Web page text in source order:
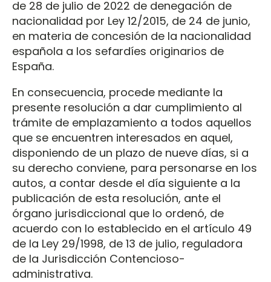
de 28 de julio de 2022 de denegación de
nacionalidad por Ley 12/2015, de 24 de junio,
en materia de concesión de la nacionalidad
española a los sefardíes originarios de
España.
En consecuencia, procede mediante la
presente resolución a dar cumplimiento al
trámite de emplazamiento a todos aquellos
que se encuentren interesados en aquel,
disponiendo de un plazo de nueve días, si a
su derecho conviene, para personarse en los
autos, a contar desde el día siguiente a la
publicación de esta resolución, ante el
órgano jurisdiccional que lo ordenó, de
acuerdo con lo establecido en el artículo 49
de la Ley 29/1998, de 13 de julio, reguladora
de la Jurisdicción Contencioso-
administrativa.